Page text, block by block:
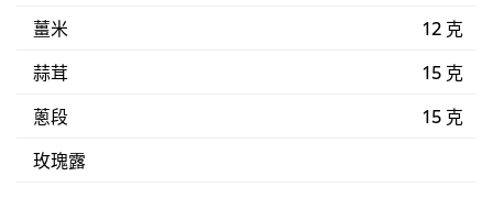
薑米
12 克
蒜茸
15 克
蔥段
15 克
玫瑰露